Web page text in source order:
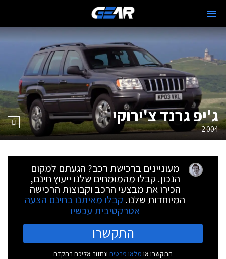
ג'יפ גרנד צ'ירוקי
2004
מעוניינים ברכישת רכב? הגעתם למקום
הנכון. קבלו מהמומחים שלנו ייעוץ חינם,
הכירו את מבצעי הרכב וקבוצות הרכישה
המיוחדות שלנו. קבלו מאיתנו בחינם הצעה
אטרקטיבית עכשיו
התקשרו
התקשרו או מלאו פרטים ונחזור אליכם בהקדם